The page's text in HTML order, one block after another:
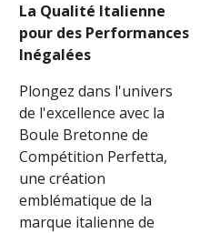
La Qualité Italienne
pour des Performances
Inégalées
Plongez dans l'univers
de l'excellence avec la
Boule Bretonne de
Compétition Perfetta,
une création
emblématique de la
marque italienne de